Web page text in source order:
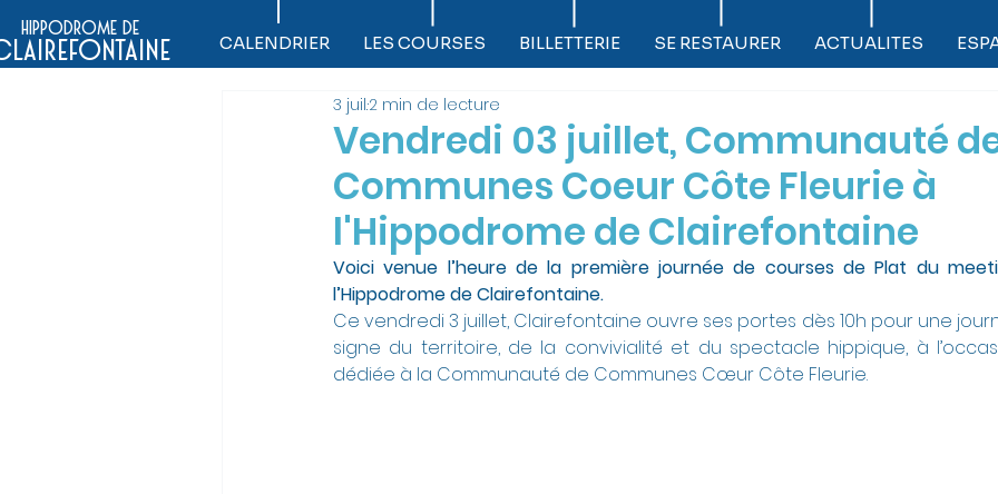
hippodrome de
CALENDRIER LES COURSES BILLETTERIE SE RESTAURER ACTUALITES
Vendredi 03 juillet, Communauté
Communes Coeur Côte Fleurie à
l'Hippodrome de Clairefontaine
3 juil.2 min de lecture
Voici venue l’heure de la première journée de courses de Plat du
l’Hippodrome de Clairefontaine.
Ce vendredi 3 juillet, Clairefontaine ouvre ses portes dès 10h pour une
signe du territoire, de la convivialité et du spectacle hippique, à
dédiée à la Communauté de Communes Cœur Côte Fleurie.